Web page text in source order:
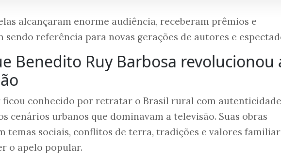
alcançaram enorme audiência, receberam prêmios e
sendo referência para novas gerações de autores e
Benedito Ruy Barbosa revolucionou
ficou conhecido por retratar o Brasil rural com
cenários urbanos que dominavam a televisão. Suas obras
temas sociais, conflitos de terra, tradições e valores
o apelo popular.